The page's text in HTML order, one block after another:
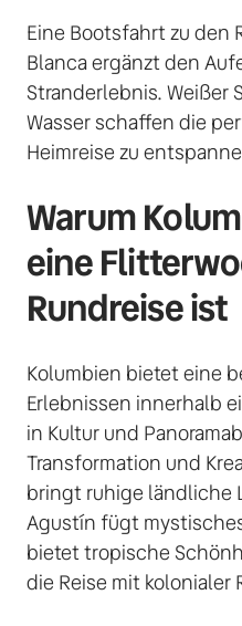
Eine Bootsfahrt zu den
Blanca ergänzt den
Stranderlebnis. Weißer
Wasser schaffen die
Heimreise zu
Warum
eine
Rundreise ist
Kolumbien bietet eine
Erlebnissen innerhalb
in Kultur und
Transformation und
bringt ruhige ländliche
Agustín fügt
bietet tropische
die Reise mit kolonialer